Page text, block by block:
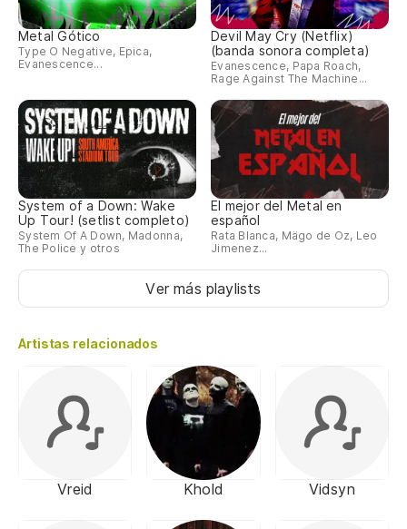
Metal Gótico
Type O Negative, Epica,
Evanescence...
Devil May Cry (Netflix)
(banda sonora completa)
Evanescence, Papa Roach,
Rage Against The Machine...
System of a Down: Wake
Up Tour! (setlist completo)
System Of A Down, Madonna,
The Police y otros
El mejor del Metal en
español
Rata Blanca, Mägo de Oz, Leo
Jimenez...
Ver más playlists
Artistas relacionados
Vreid Khold Vidsyn